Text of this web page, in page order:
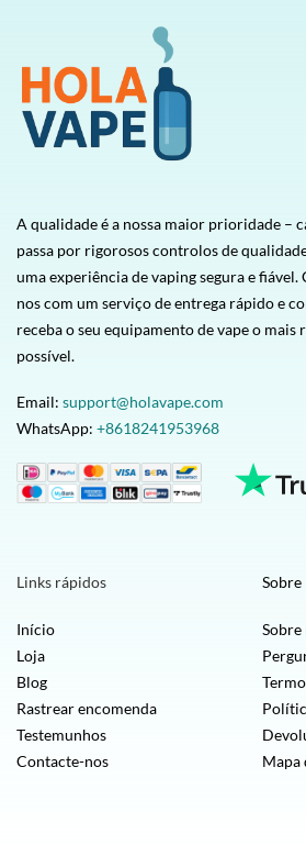
A qualidade é a nossa maior prioridade –
passa por rigorosos controlos de
uma experiência de vaping segura e
nos com um serviço de entrega rápido e
receba o seu equipamento de vape o mais
possível.
Email: support@holavape.com
WhatsApp: +8618241953968
Links rápidos
Início
Loja
Blog
Rastrear encomenda
Testemunhos
Contacte-nos
Sobre
Sobre
Mapa